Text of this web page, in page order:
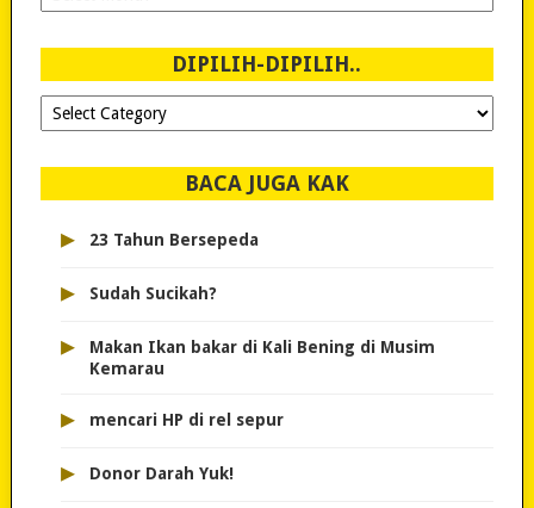
Sejak
DIPILIH-DIPILIH..
Dipilih-
dipilih..
BACA JUGA KAK
▸ 23 Tahun Bersepeda
▸ Sudah Sucikah?
▸
Makan Ikan bakar di Kali Bening di Musim
Kemarau
▸ mencari HP di rel sepur
▸ Donor Darah Yuk!